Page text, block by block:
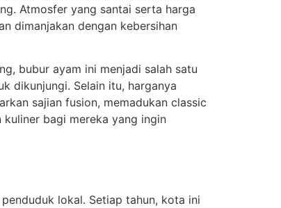
Atmosfer yang santai serta harga
dimanjakan dengan kebersihan
bubur ayam ini menjadi salah satu
dikunjungi. Selain itu, harganya
sajian fusion, memadukan classic
bagi mereka yang ingin
lokal. Setiap tahun, kota ini